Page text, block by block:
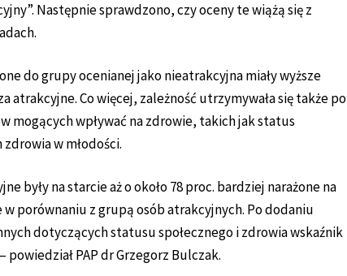
Następnie sprawdzono, czy oceny te wiążą się z
do grupy ocenianej jako nieatrakcyjna miały wyższe
atrakcyjne. Co więcej, zależność utrzymywała się także po
mogących wpływać na zdrowie, takich jak status
w młodości.
były na starcie aż o około 78 proc. bardziej narażone na
porównaniu z grupą osób atrakcyjnych. Po dodaniu
dotyczących statusu społecznego i zdrowia wskaźnik
powiedział PAP dr Grzegorz Bulczak.